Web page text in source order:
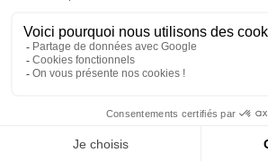
((cancelText))
((loginText))
advisa.fr